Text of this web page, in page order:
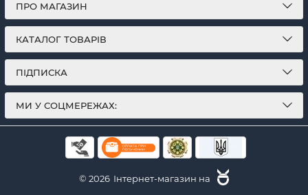
ПРО МАГАЗИН
КАТАЛОГ ТОВАРІВ
ПІДПИСКА
МИ У СОЦМЕРЕЖАХ:
© 2026 Інтернет-магазин на